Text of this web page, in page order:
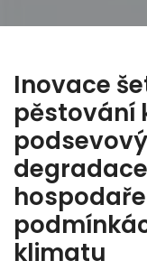
Inovace
pěstování
klimatu